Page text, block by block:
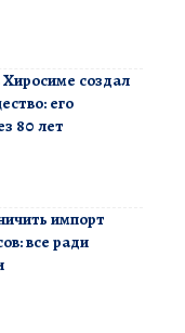
создал
его
80 лет
импорт
все ради